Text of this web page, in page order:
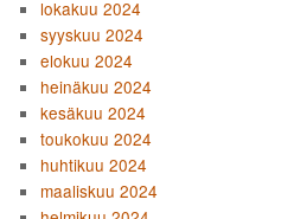
lokakuu 2024
syyskuu 2024
elokuu 2024
heinäkuu 2024
kesäkuu 2024
toukokuu 2024
huhtikuu 2024
maaliskuu 2024